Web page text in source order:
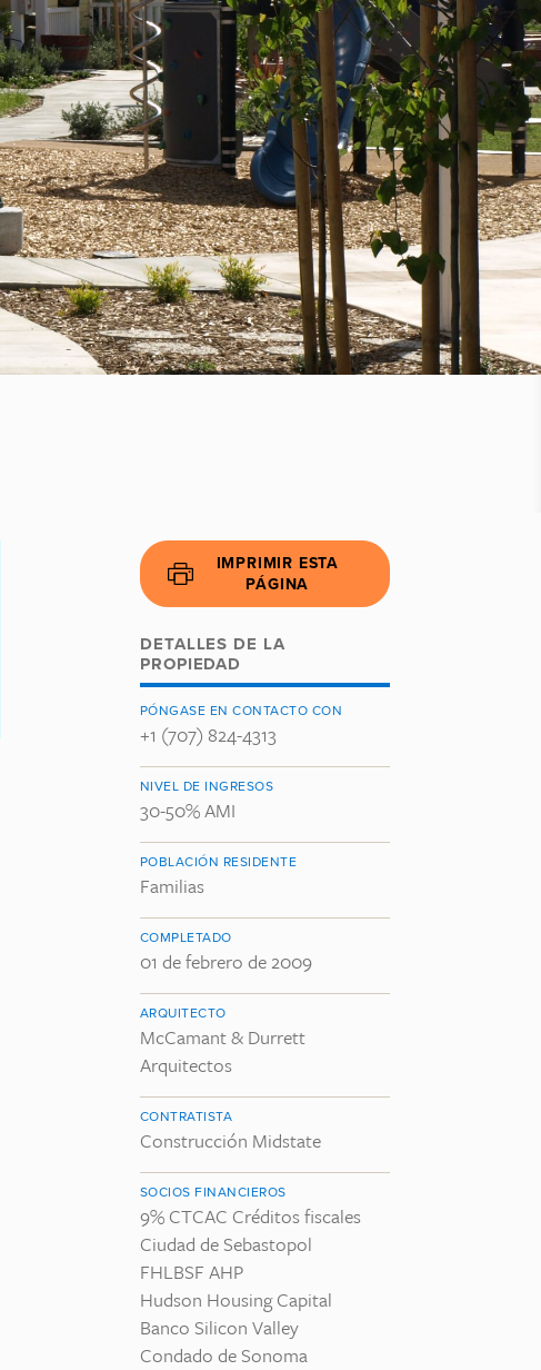
IMPRIMIR ESTA
PÁGINA
DETALLES DE LA
PROPIEDAD
PÓNGASE EN CONTACTO CON
+1 (707) 824-4313
NIVEL DE INGRESOS
30-50% AMI
POBLACIÓN RESIDENTE
Familias
COMPLETADO
01 de febrero de 2009
ARQUITECTO
McCamant & Durrett
Arquitectos
CONTRATISTA
Construcción Midstate
SOCIOS FINANCIEROS
9% CTCAC Créditos fiscales
Ciudad de Sebastopol
FHLBSF AHP
Hudson Housing Capital
Banco Silicon Valley
Condado de Sonoma